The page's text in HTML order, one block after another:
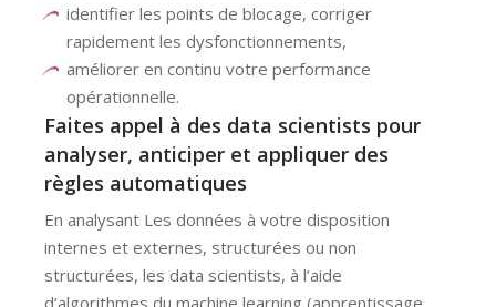
identifier les points de blocage, corriger
rapidement les dysfonctionnements,
améliorer en continu votre performance
opérationnelle.
Faites appel à des data scientists pour
analyser, anticiper et appliquer des
règles automatiques
En analysant Les données à votre disposition
internes et externes, structurées ou non
structurées, les data scientists, à l’aide
d’algorithmes du machine learning (apprentissage